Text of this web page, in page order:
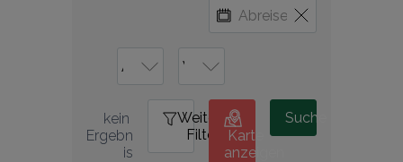
kein
Ergebn
is
Weitere
Filter
0
Karte
anzeigen
Suche